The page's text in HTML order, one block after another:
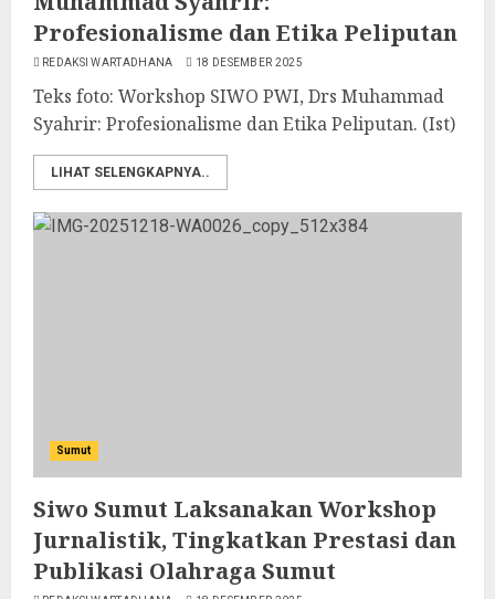
Profesionalisme dan Etika Peliputan
REDAKSI WARTADHANA 18 DESEMBER 2025
Teks foto: Workshop SIWO PWI, Drs Muhammad
Syahrir: Profesionalisme dan Etika Peliputan. (Ist)
LIHAT SELENGKAPNYA..
Sumut
Siwo Sumut Laksanakan Workshop
Jurnalistik, Tingkatkan Prestasi dan
Publikasi Olahraga Sumut